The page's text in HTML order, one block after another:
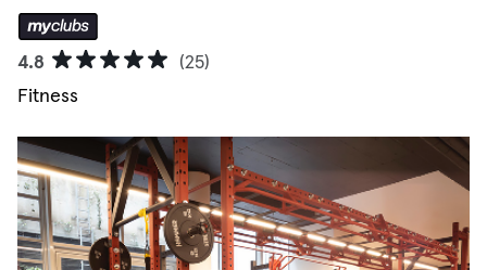
4.8
(25)
Fitness